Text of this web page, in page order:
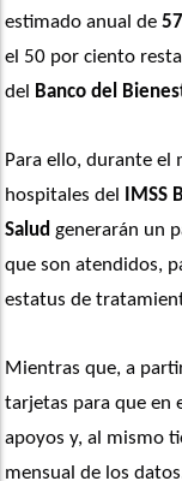
estimado anual de
el 50 por ciento
del
Banco del
Para ello, durante el
hospitales del
IMSS
Salud generarán un
que son atendidos,
estatus de
Mientras que, a
tarjetas para que en
apoyos y, al mismo
mensual de los